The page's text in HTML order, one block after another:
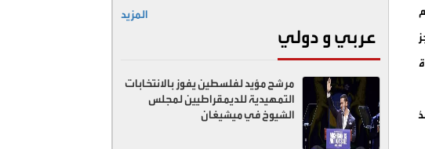
المزيد
عربي و دولي
مرشح مؤيد لفلسطين يفوز بالانتخابات
التمهيدية للديمقراطيين لمجلس
الشيوخ في ميشيغان